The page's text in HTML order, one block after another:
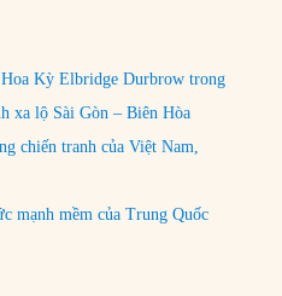
Kỳ Elbridge Durbrow trong
xa lộ Sài Gòn – Biên Hòa
chiến tranh của Việt Nam,
mạnh mềm của Trung Quốc